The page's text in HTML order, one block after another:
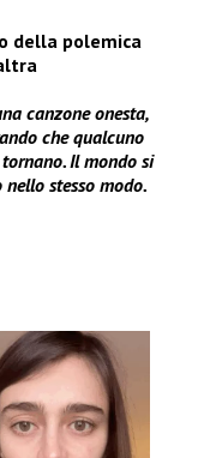
della polemica
canzone onesta,
che qualcuno
Il mondo si
stesso modo.